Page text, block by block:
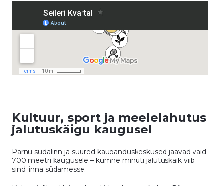
Kultuur, sport ja meelelahutus
jalutuskäigu kaugusel
Pärnu südalinn ja suured kaubanduskeskused jäävad vaid
700 meetri kaugusele – kümne minuti jalutuskäik viib
sind linna südamesse.